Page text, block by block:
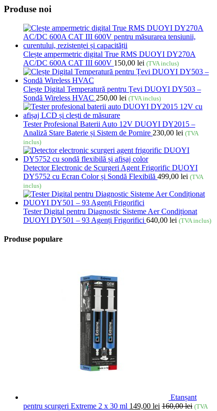
Produse noi
Clește ampermetric digital True RMS DUOYI DY270A
AC/DC 600A CAT III 600V 150,00 lei (TVA inclus)
Clește Digital Temperatură pentru Țevi DUOYI DY503 –
Sondă Wireless HVAC 250,00 lei (TVA inclus)
Tester Profesional Baterii Auto 12V DUOYI DY2015 –
Analiză Stare Baterie și Sistem de Pornire 230,00 lei (TVA
inclus)
Detector Electronic de Scurgeri Agent Frigorific DUOYI
DY5752 cu Ecran Color și Sondă Flexibilă 499,00 lei (TVA
inclus)
Tester Digital pentru Diagnostic Sisteme Aer Condiționat
DUOYI DY501 – 93 Agenți Frigorifici 640,00 lei (TVA inclus)
Produse populare
Etanșant
pentru scurgeri Extreme 2 x 30 ml 149,00 lei 160,00lei (TVA